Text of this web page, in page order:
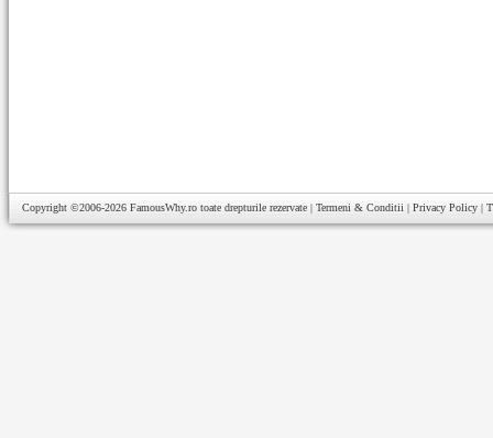
Copyright ©2006-2026 FamousWhy.ro toate drepturile rezervate | Termeni & Conditii | Privacy Policy |